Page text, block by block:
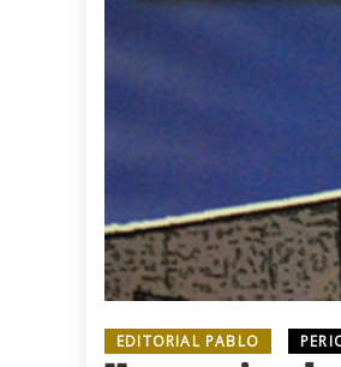
EDITORIAL PABLO